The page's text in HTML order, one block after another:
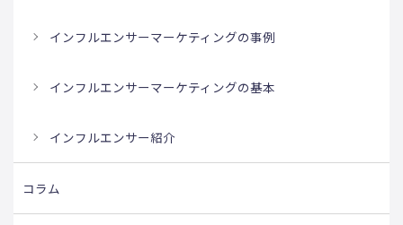
インフルエンサーマーケティングの事例
インフルエンサーマーケティングの基本
インフルエンサー紹介
コラム